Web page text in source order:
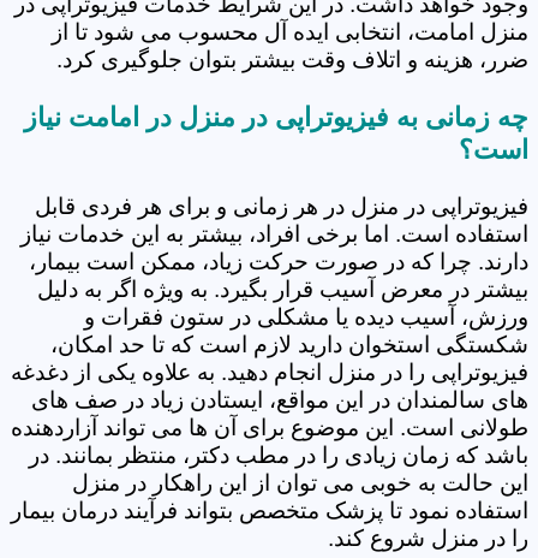
منزل امامت، انتخابی ایده آل محسوب می شود تا از
ضرر، هزینه و اتلاف وقت بیشتر بتوان جلوگیری کرد.
چه زمانی به فیزیوتراپی در منزل در امامت نیاز
است؟
فیزیوتراپی در منزل در هر زمانی و برای هر فردی قابل
استفاده است. اما برخی افراد، بیشتر به این خدمات نیاز
دارند. چرا که در صورت حرکت زیاد، ممکن است بیمار،
بیشتر در معرض آسیب قرار بگیرد. به ویژه اگر به دلیل
ورزش، آسیب دیده یا مشکلی در ستون فقرات و
شکستگی استخوان دارید لازم است که تا حد امکان،
فیزیوتراپی را در منزل انجام دهید. به علاوه یکی از دغدغه
های سالمندان در این مواقع، ایستادن زیاد در صف های
طولانی است. این موضوع برای آن ها می تواند آزاردهنده
باشد که زمان زیادی را در مطب دکتر، منتظر بمانند. در
این حالت به خوبی می توان از این راهکار در منزل
استفاده نمود تا پزشک متخصص بتواند فرآیند درمان بیمار
را در منزل شروع کند.